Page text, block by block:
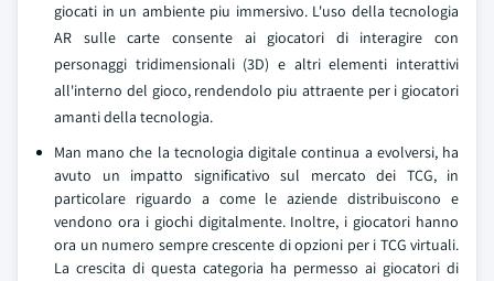
giocati in un ambiente piu immersivo. L'uso della tecnologia
AR sulle carte consente ai giocatori di interagire con
personaggi tridimensionali (3D) e altri elementi interattivi
all'interno del gioco, rendendolo piu attraente per i giocatori
amanti della tecnologia.
Man mano che la tecnologia digitale continua a evolversi, ha
avuto un impatto significativo sul mercato dei TCG, in
particolare riguardo a come le aziende distribuiscono e
vendono ora i giochi digitalmente. Inoltre, i giocatori hanno
ora un numero sempre crescente di opzioni per i TCG virtuali.
La crescita di questa categoria ha permesso ai giocatori di